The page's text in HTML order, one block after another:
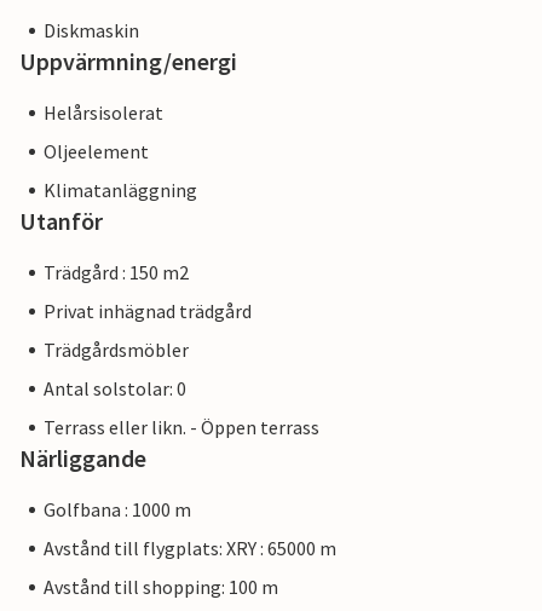
Diskmaskin
Uppvärmning/energi
Helårsisolerat
Oljeelement
Klimatanläggning
Utanför
Trädgård : 150 m2
Privat inhägnad trädgård
Trädgårdsmöbler
Antal solstolar: 0
Terrass eller likn. - Öppen terrass
Närliggande
Golfbana : 1000 m
Avstånd till flygplats: XRY : 65000 m
Avstånd till shopping: 100 m